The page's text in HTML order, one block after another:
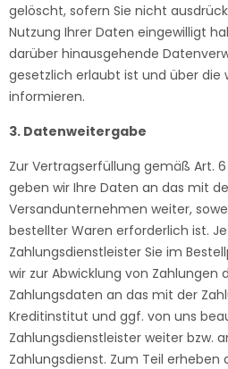
gelöscht, sofern Sie nicht
Nutzung Ihrer Daten eingewilligt
darüber hinausgehende
gesetzlich erlaubt ist und über die
informieren.
3. Datenweitergabe
Zur Vertragserfüllung gemäß Art. 6
geben wir Ihre Daten an das mit
Versandunternehmen weiter,
bestellter Waren erforderlich ist.
Zahlungsdienstleister Sie im
wir zur Abwicklung von Zahlungen
Zahlungsdaten an das mit der
Kreditinstitut und ggf. von uns
Zahlungsdienstleister weiter bzw.
Zahlungsdienst. Zum Teil erheben